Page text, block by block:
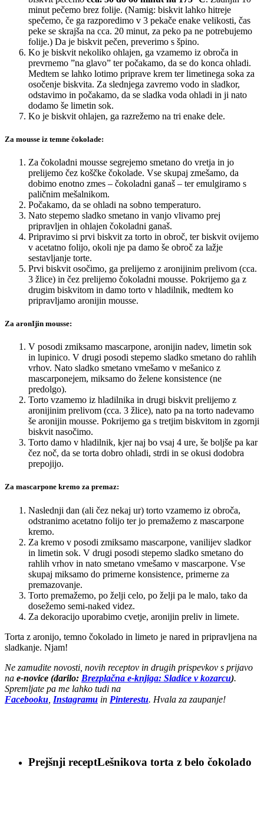
minut pečemo brez folije. (Namig: biskvit lahko hitreje
spečemo, če ga razporedimo v 3 pekače enake velikosti, čas
peke se skrajša na cca. 20 minut, za peko pa ne potrebujemo
folije.) Da je biskvit pečen, preverimo s špino.
Ko je biskvit nekoliko ohlajen, ga vzamemo iz obroča in
prevrnemo ”na glavo” ter počakamo, da se do konca ohladi.
Medtem se lahko lotimo priprave krem ter limetinega soka za
osočenje biskvita. Za slednjega zavremo vodo in sladkor,
odstavimo in počakamo, da se sladka voda ohladi in ji nato
dodamo še limetin sok.
Ko je biskvit ohlajen, ga razrežemo na tri enake dele.
Za mousse iz temne čokolade:
Za čokoladni mousse segrejemo smetano do vretja in jo
prelijemo čez koščke čokolade. Vse skupaj zmešamo, da
dobimo enotno zmes – čokoladni ganaš – ter emulgiramo s
paličnim mešalnikom.
Počakamo, da se ohladi na sobno temperaturo.
Nato stepemo sladko smetano in vanjo vlivamo prej
pripravljen in ohlajen čokoladni ganaš.
Pripravimo si prvi biskvit za torto in obroč, ter biskvit ovijemo
v acetatno folijo, okoli nje pa damo še obroč za lažje
sestavljanje torte.
Prvi biskvit osočimo, ga prelijemo z aronijinim prelivom (cca.
3 žlice) in čez prelijemo čokoladni mousse. Pokrijemo ga z
drugim biskvitom in damo torto v hladilnik, medtem ko
pripravljamo aronijin mousse.
Za aronIjin mousse:
V posodi zmiksamo mascarpone, aronijin nadev, limetin sok
in lupinico. V drugi posodi stepemo sladko smetano do rahlih
vrhov. Nato sladko smetano vmešamo v mešanico z
mascarponejem, miksamo do želene konsistence (ne
predolgo).
Torto vzamemo iz hladilnika in drugi biskvit prelijemo z
aronijinim prelivom (cca. 3 žlice), nato pa na torto nadevamo
še aronijin mousse. Pokrijemo ga s tretjim biskvitom in zgornji
biskvit nasočimo.
Torto damo v hladilnik, kjer naj bo vsaj 4 ure, še boljše pa kar
čez noč, da se torta dobro ohladi, strdi in se okusi dodobra
prepojijo.
Za mascarpone kremo za premaz:
Naslednji dan (ali čez nekaj ur) torto vzamemo iz obroča,
odstranimo acetatno folijo ter jo premažemo z mascarpone
kremo.
Za kremo v posodi zmiksamo mascarpone, vanilijev sladkor
in limetin sok. V drugi posodi stepemo sladko smetano do
rahlih vrhov in nato smetano vmešamo v mascarpone. Vse
skupaj miksamo do primerne konsistence, primerne za
premazovanje.
Torto premažemo, po želji celo, po želji pa le malo, tako da
dosežemo semi-naked videz.
Za dekoracijo uporabimo cvetje, aronijin preliv in limete.
Torta z aronijo, temno čokolado in limeto je nared in pripravljena na
sladkanje. Njam!
Ne zamudite novosti, novih receptov in drugih prispevkov s prijavo
na e-novice (darilo: Brezplačna e-knjiga: Sladice v kozarcu).
Spremljate pa me lahko tudi na
Facebooku Instagramu in Pinterestu. Hvala za zaupanje!
Prejšnji receptLešnikova torta z belo čokolado